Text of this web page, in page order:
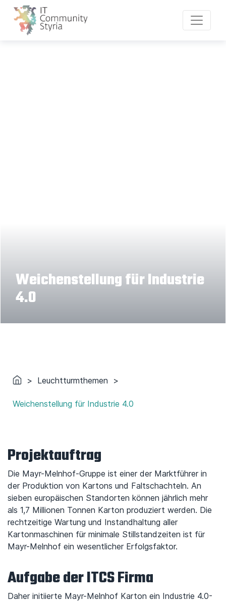
Weichenstellung für Industrie
4.0
> Leuchtturmthemen >
Weichenstellung für Industrie 4.0
Projektauftrag
Die Mayr-Melnhof-Gruppe ist einer der Marktführer in
der Produktion von Kartons und Faltschachteln. An
sieben europäischen Standorten können jährlich mehr
als 1,7 Millionen Tonnen Karton produziert werden. Die
rechtzeitige Wartung und Instandhaltung aller
Kartonmaschinen für minimale Stillstandzeiten ist für
Mayr-Melnhof ein wesentlicher Erfolgsfaktor.
Aufgabe der ITCS Firma
Daher initiierte Mayr-Melnhof Karton ein Industrie 4.0-